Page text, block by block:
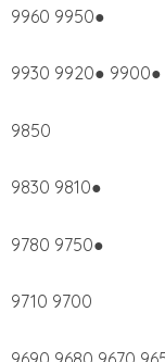
9960 9950●
9930 9920● 9900●
9850
9830 9810●
9780 9750●
9710 9700